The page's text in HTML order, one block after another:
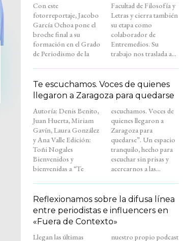
Con este
fotorreportaje, Jacobo
García Ochoa pone el
broche final a su
formación en el Grado
de Periodismo de la
Facultad de Filosofía y
Letras y cierra también
su etapa como
colaborador de
Entremedios. Su
trabajo nos traslada a...
Te escuchamos. Voces de quienes
llegaron a Zaragoza para quedarse
Autoría: Denis Benito,
Juan Huerta, Miriam
Gavín, Laura González
y Ana Valle Edición:
Toñi Nogales
Bienvenidos y
bienvenidas a “Te
escuchamos. Voces de
quienes llegaron a
Zaragoza para
quedarse”. Un espacio
tranquilo, hecho para
escuchar sin prisas y
acercarnos a las...
Reflexionamos sobre la difusa línea
entre periodistas e influencers en
«Fuera de Contexto»
Llegan las últimas
nuestro propio podcast